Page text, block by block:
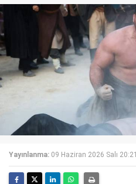
Yayınlanma: 09 Haziran 2026 Salı 20:21